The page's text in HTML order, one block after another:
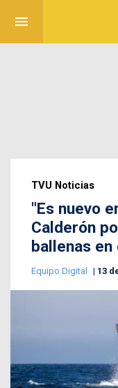
menu
TVU Noticias
"Es nuevo
Calderón
ballenas
Equipo Digital 13